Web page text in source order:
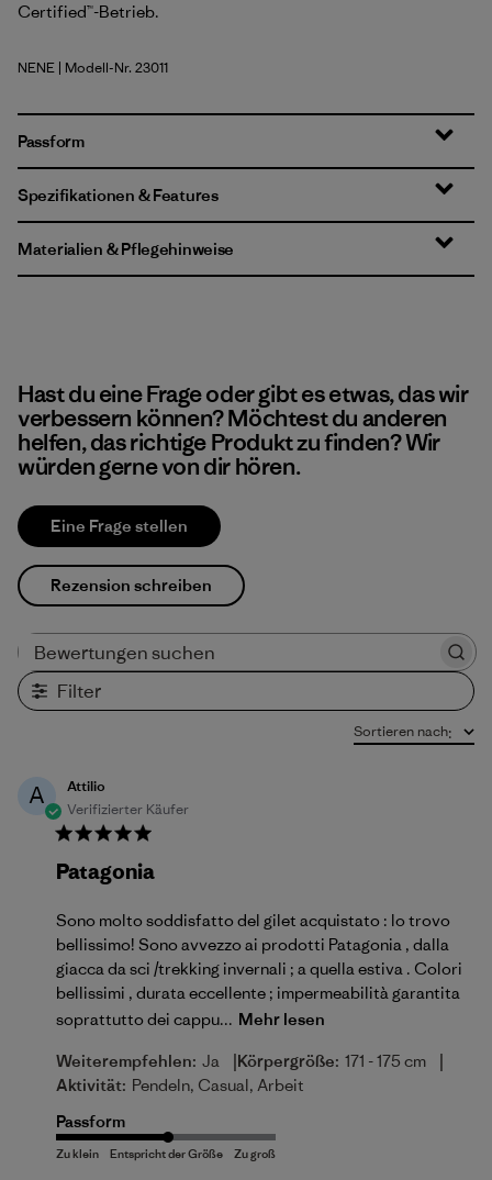
Certified™-Betrieb.
New Navy w/New Navy
NENE | Modell-Nr. 23011
Passform
Spezifikationen & Features
Materialien & Pflegehinweise
Hast du eine Frage oder gibt es etwas, das wir
verbessern können? Möchtest du anderen
helfen, das richtige Produkt zu finden? Wir
würden gerne von dir hören.
Eine Frage stellen
Rezension schreiben
Filter
Sortieren nach:
A
Attilio
Verifizierter Käufer
Patagonia
Sono molto soddisfatto del gilet acquistato : lo trovo
bellissimo! Sono avvezzo ai prodotti Patagonia , dalla
giacca da sci /trekking invernali ; a quella estiva . Colori
bellissimi , durata eccellente ; impermeabilità garantita
soprattutto dei cappu... Mehr lesen
Weiterempfehlen: Ja |Körpergröße: 171 - 175 cm |
Aktivität: Pendeln, Casual, Arbeit
Passform